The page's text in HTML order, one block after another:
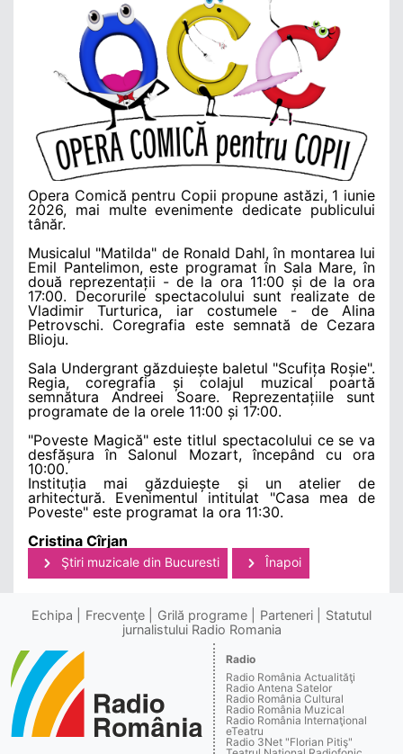
Opera Comică pentru Copii propune astăzi, 1 iunie
2026, mai multe evenimente dedicate publicului
tânăr.
Musicalul "Matilda" de Ronald Dahl, în montarea lui
Emil Pantelimon, este programat în Sala Mare, în
două reprezentații - de la ora 11:00 și de la ora
17:00. Decorurile spectacolului sunt realizate de
Vladimir Turturica, iar costumele - de Alina
Petrovschi. Coregrafia este semnată de Cezara
Blioju.
Sala Undergrant găzduiește baletul "Scufița Roșie".
Regia, coregrafia și colajul muzical poartă
semnătura Andreei Soare. Reprezentațiile sunt
programate de la orele 11:00 și 17:00.
"Poveste Magică" este titlul spectacolului ce se va
desfășura în Salonul Mozart, începând cu ora
10:00.
Instituția mai găzduiește și un atelier de
arhitectură. Evenimentul intitulat "Casa mea de
Poveste" este programat la ora 11:30.
Cristina Cîrjan
Ştiri muzicale din Bucuresti Înapoi
Echipa Frecvenţe Grilă programe Parteneri
Statutul
jurnalistului Radio Romania
Radio
Radio România Actualităţi
Radio Antena Satelor
Radio România Cultural
Radio România Muzical
Radio România Internaţional
eTeatru
Radio 3Net "Florian Pitiş"